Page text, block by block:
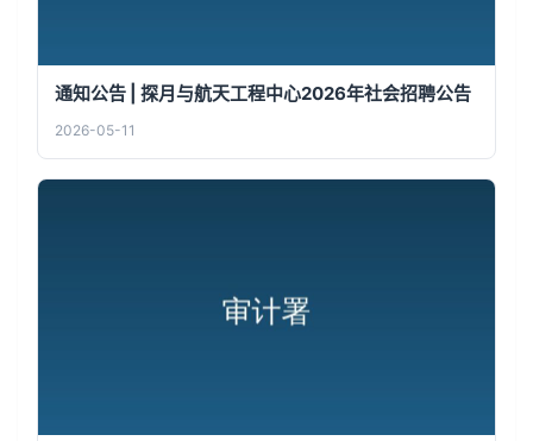
通知公告 | 探月与航天工程中心2026年社会招聘公告
2026-05-11